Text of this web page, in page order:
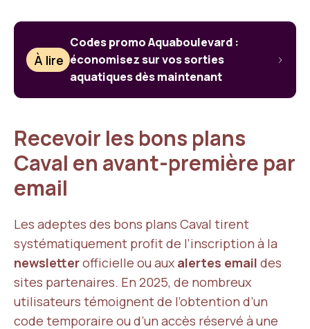
À lire
Codes promo Aquaboulevard :
économisez sur vos sorties
aquatiques dès maintenant
Recevoir les bons plans
Caval en avant-première par
email
Les adeptes des bons plans Caval tirent
systématiquement profit de l’inscription à la
newsletterofficielle ou aux alertes email des
sites partenaires. En 2025, de nombreux
utilisateurs témoignent de l’obtention d’un
code temporaire ou d’un accès réservé à une